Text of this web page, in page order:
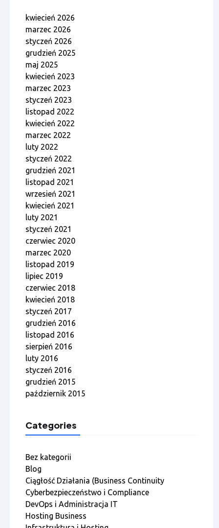
kwiecień 2026
marzec 2026
styczeń 2026
grudzień 2025
maj 2025
kwiecień 2023
marzec 2023
styczeń 2023
listopad 2022
kwiecień 2022
marzec 2022
luty 2022
styczeń 2022
grudzień 2021
listopad 2021
wrzesień 2021
kwiecień 2021
luty 2021
styczeń 2021
czerwiec 2020
marzec 2020
listopad 2019
lipiec 2019
czerwiec 2018
kwiecień 2018
styczeń 2017
grudzień 2016
listopad 2016
sierpień 2016
luty 2016
styczeń 2016
grudzień 2015
październik 2015
Categories
Bez kategorii
Blog
Ciągłość Działania (Business Continuity
Cyberbezpieczeństwo i Compliance
DevOps i Administracja IT
Hosting Business